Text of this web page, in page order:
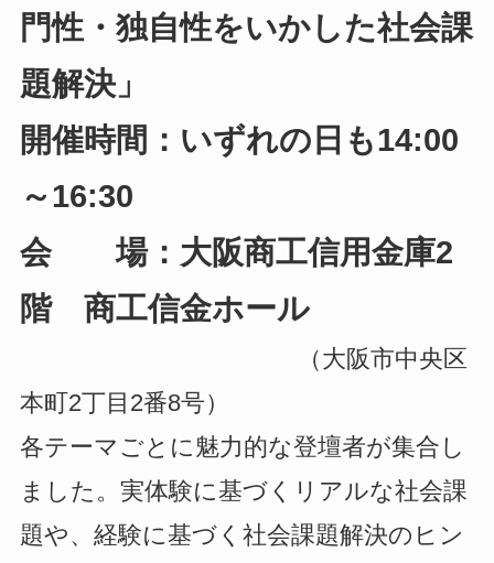
門性・独自性をいかした社会課
題解決」
開催時間：いずれの日も14:00
～16:30
会 場：大阪商工信用金庫2
階 商工信金ホール
（大阪市中央区
本町2丁目2番8号）
各テーマごとに魅力的な登壇者が集合し
ました。実体験に基づくリアルな社会課
題や、経験に基づく社会課題解決のヒン